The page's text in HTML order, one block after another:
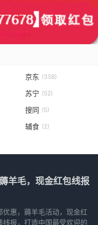
京东 (358)
苏宁 (52)
搜同 (5)
辅食 (2)
羊毛，现金红包线报
惠，薅羊毛活动，现金红
报，打造中国最受欢迎的